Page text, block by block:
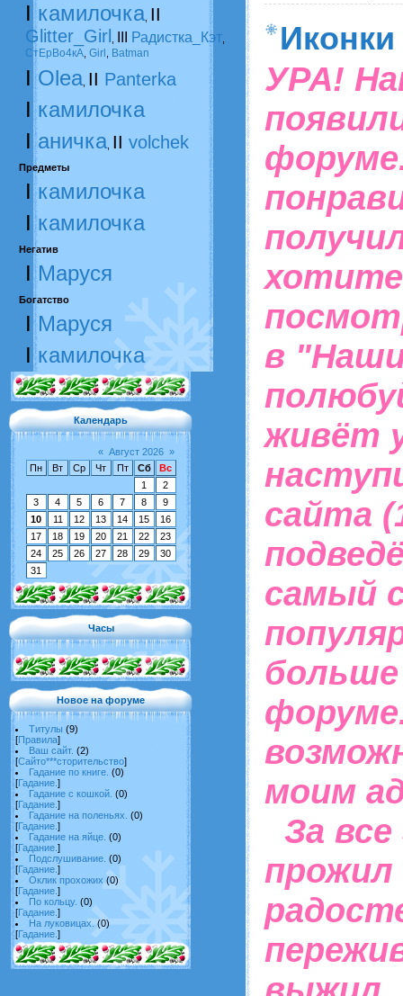
Iкамилочка II
Glitter_Girl
Радистка_Кэт
СтЕрВо4кА Girl Batman
IOlea II Panterka
Iкамилочка
Iаничка II volchek
Предметы
Iкамилочка
Iкамилочка
Негатив
IМаруся
Богатство
IМаруся
Iкамилочка
Календарь
« Август 2026 »
Пн
Вт Ср Чт Пт Сб
Вс
1
2
3
4 5 6 7 8
9
10
11 12 13 14 15
16
17
18 19 20 21 22
23
24
25 26 27 28 29
30
31
Часы
Новое на форуме
Титулы (9)
[Правила]
Ваш сайт. (2)
[Сайто***сторительство]
Гадание по книге. (0)
[Гадание. ]
Гадание с кошкой. (0)
[Гадание. ]
Гадание на поленьях. (0)
[Гадание. ]
Гадание на яйце. (0)
[Гадание. ]
Подслушивание. (0)
[Гадание. ]
Оклик прохожих (0)
[Гадание. ]
По кольцу. (0)
[Гадание. ]
На луковицах. (0)
[Гадание. ]
УРА!
хотите
в
живёт
сайта
самый
больше
моим
За
прожил